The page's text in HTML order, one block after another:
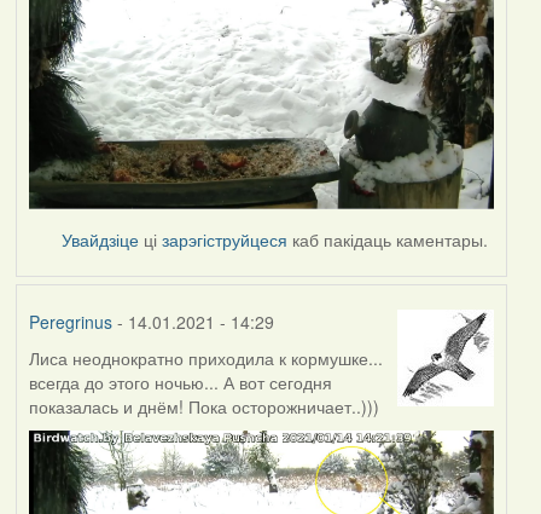
Увайдзіце цізарэгіструйцеся каб пакідаць каментары.
Peregrinus- 14.01.2021 - 14:29
Лиса неоднократно приходила к кормушке...
всегда до этого ночью... А вот сегодня
показалась и днём! Пока осторожничает..)))